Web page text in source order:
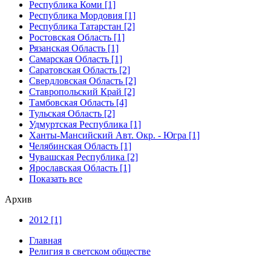
Республика Коми [1]
Республика Мордовия [1]
Республика Татарстан [2]
Ростовская Область [1]
Рязанская Область [1]
Самарская Область [1]
Саратовская Область [2]
Свердловская Область [2]
Ставропольский Край [2]
Тамбовская Область [4]
Тульская Область [2]
Удмуртская Республика [1]
Ханты-Мансийский Авт. Окр. - Югра [1]
Челябинская Область [1]
Чувашская Республика [2]
Ярославская Область [1]
Показать все
Архив
2012 [1]
Главная
Религия в светском обществе